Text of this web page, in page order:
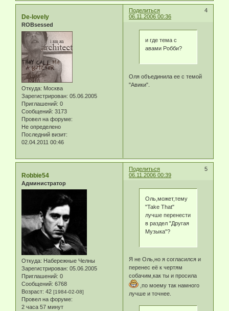
Поделиться
4
06.11.2006 00:36
De-lovely
ROBsessed
Откуда: Москва
Зарегистрирован: 05.06.2005
Приглашений: 0
Сообщений: 3173
Провел на форуме:
Не определено
Последний визит:
02.04.2011 00:46
и где тема с
авами Робби?
Оля объединила ее с темой
"Авики".
Поделиться
5
06.11.2006 00:39
Robbie54
Администратор
Откуда: Набережные Челны
Зарегистрирован: 05.06.2005
Приглашений: 0
Сообщений: 6768
Возраст: 42 [1984-02-08]
Провел на форуме:
2 часа 57 минут
Оль,может,тему
"Take That"
лучше перенести
в раздел "Другая
Музыка"?
Я не Оль,но я согласился и
перенес её к чертям
собачим,как ты и просила
,по моему так намного
лучше и точнее.